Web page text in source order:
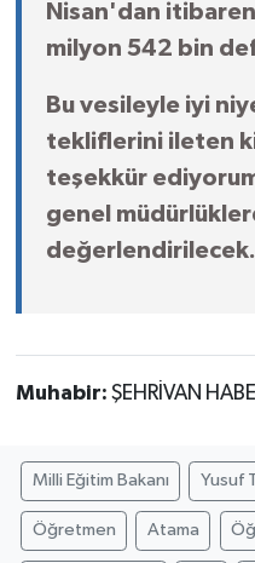
Nisan'dan itibaren
milyon 542 bin
Bu vesileyle iyi
tekliflerini ileten
teşekkür
genel
Muhabir: ŞEHRİVAN
Milli Eğitim Bakanı Yusuf
Öğretmen Atama